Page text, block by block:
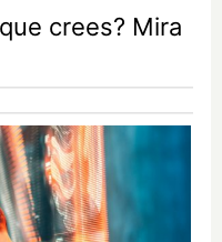
crees? Mira